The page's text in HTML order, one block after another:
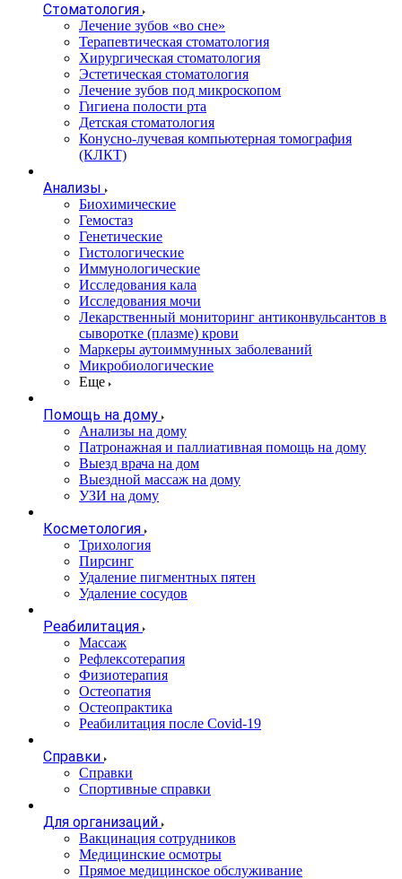
Стоматология
Лечение зубов «во сне»
Терапевтическая стоматология
Хирургическая стоматология
Эстетическая стоматология
Лечение зубов под микроскопом
Гигиена полости рта
Детская стоматология
Конусно-лучевая компьютерная томография
(КЛКТ)
Анализы
Биохимические
Гемостаз
Генетические
Гистологические
Иммунологические
Исследования кала
Исследования мочи
Лекарственный мониторинг антиконвульсантов в
сыворотке (плазме) крови
Маркеры аутоиммунных заболеваний
Микробиологические
Еще
Помощь на дому
Анализы на дому
Патронажная и паллиативная помощь на дому
Выезд врача на дом
Выездной массаж на дому
УЗИ на дому
Косметология
Трихология
Пирсинг
Удаление пигментных пятен
Удаление сосудов
Реабилитация
Массаж
Рефлексотерапия
Физиотерапия
Остеопатия
Остеопрактика
Реабилитация после Covid-19
Справки
Справки
Спортивные справки
Для организаций
Вакцинация сотрудников
Медицинские осмотры
Прямое медицинское обслуживание